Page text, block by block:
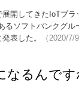
開してきたIoTプ
るソフトバンクグ
表した。
（2020/7/
なるんで